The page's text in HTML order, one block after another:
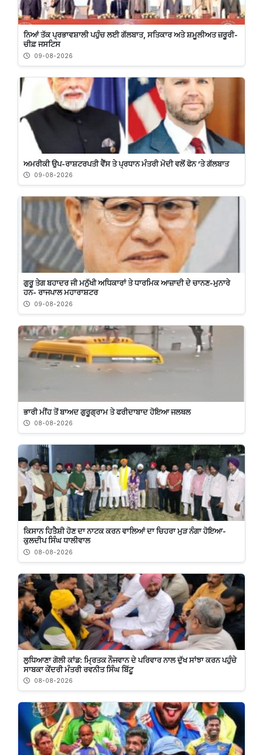
ਨਿਆਂ ਤੱਕ ਪ੍ਰਭਾਵਸ਼ਾਲੀ ਪਹੁੰਚ ਲਈ ਗੱਲਬਾਤ, ਸਤਿਕਾਰ ਅਤੇ ਸ਼ਮੂਲੀਅਤ ਜ਼ਰੂਰੀ-
ਚੀਫ਼ ਜਸਟਿਸ
09-08-2026
ਅਮਰੀਕੀ ਉਪ-ਰਾਸ਼ਟਰਪਤੀ ਵੈਂਸ ਤੇ ਪ੍ਰਧਾਨ ਮੰਤਰੀ ਮੋਦੀ ਵਲੋਂ ਫੋਨ ’ਤੇ ਗੱਲਬਾਤ
09-08-2026
ਗੁਰੂ ਤੇਗ ਬਹਾਦਰ ਜੀ ਮਨੁੱਖੀ ਅਧਿਕਾਰਾਂ ਤੇ ਧਾਰਮਿਕ ਆਜ਼ਾਦੀ ਦੇ ਚਾਨਣ-ਮੁਨਾਰੇ
ਹਨ- ਰਾਜਪਾਲ ਮਹਾਰਾਸ਼ਟਰ
09-08-2026
ਭਾਰੀ ਮੀਂਹ ਤੋਂ ਬਾਅਦ ਗੁਰੂਗ੍ਰਾਮ ਤੇ ਫਰੀਦਾਬਾਦ ਹੋਇਆ ਜਲਥਲ
08-08-2026
ਕਿਸਾਨ ਹਿਤੈਸ਼ੀ ਹੋਣ ਦਾ ਨਾਟਕ ਕਰਨ ਵਾਲਿਆਂ ਦਾ ਚਿਹਰਾ ਮੁੜ ਨੰਗਾ ਹੋਇਆ-
ਕੁਲਦੀਪ ਸਿੰਘ ਧਾਲੀਵਾਲ
08-08-2026
ਲੁਧਿਆਣਾ ਗੋਲੀ ਕਾਂਡ: ਮ੍ਰਿਤਕ ਨੌਜਵਾਨ ਦੇ ਪਰਿਵਾਰ ਨਾਲ ਦੁੱਖ ਸਾਂਝਾ ਕਰਨ ਪਹੁੰਚੇ
ਸਾਬਕਾ ਕੇਂਦਰੀ ਮੰਤਰੀ ਰਵਨੀਤ ਸਿੰਘ ਬਿੱਟੂ
08-08-2026